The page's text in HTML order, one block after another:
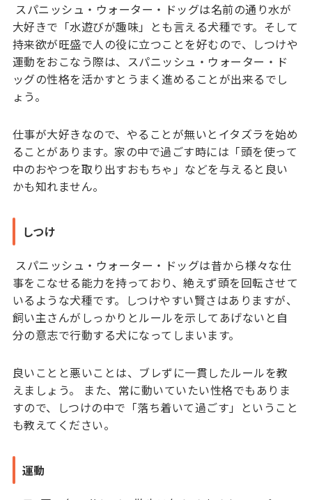
スパニッシュ・ウォーター・ドッグは名前の通り水が
大好きで「水遊びが趣味」とも言える犬種です。そして
持来欲が旺盛で人の役に立つことを好むので、しつけや
運動をおこなう際は、スパニッシュ・ウォーター・ド
ッグの性格を活かすとうまく進めることが出来るでし
ょう。
仕事が大好きなので、やることが無いとイタズラを始め
ることがあります。家の中で過ごす時には「頭を使って
中のおやつを取り出すおもちゃ」などを与えると良い
かも知れません。
しつけ
スパニッシュ・ウォーター・ドッグは昔から様々な仕
事をこなせる能力を持っており、絶えず頭を回転させて
いるような犬種です。しつけやすい賢さはありますが、
飼い主さんがしっかりとルールを示してあげないと自
分の意志で行動する犬になってしまいます。
良いことと悪いことは、ブレずに一貫したルールを教
えましょう。 また、常に動いていたい性格でもありま
すので、しつけの中で「落ち着いて過ごす」ということ
も教えてください。
運動